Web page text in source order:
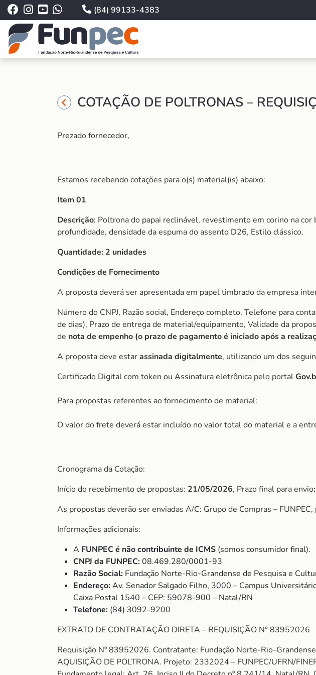
(84) 99133-4383
COTAÇÃO DE POLTRONAS –
Prezado fornecedor,
Estamos recebendo cotações para o(s) material(is) abaixo:
Item 01
Descrição: Poltrona do papai reclinável, revestimento em corino na
profundidade, densidade da espuma do assento D26, Estilo clássico.
Quantidade: 2 unidades
Condições de Fornecimento
A proposta deverá ser apresentada em papel timbrado da empresa
Número do CNPJ, Razão social, Endereço completo, Telefone para
de dias), Prazo de entrega de material/equipamento, Validade da
de nota de empenho (o prazo de pagamento é iniciado após a
A proposta deve estarassinada digitalmente, utilizando um dos
Certificado Digital com token ou Assinatura eletrônica pelo portal
Para propostas referentes ao fornecimento de material:
O valor do frete deverá estar incluído no valor total do material e a
Cronograma da Cotação:
Início do recebimento de propostas: 21/05/2026, Prazo final para envio:
As propostas deverão ser enviadas A/C: Grupo de Compras –
Informações adicionais:
A FUNPEC é não contribuinte de ICMS (somos consumidor final).
CNPJ da FUNPEC:08.469.280/0001-93
Razão Social: Fundação Norte-Rio-Grandense de Pesquisa e
Endereço:Av. Senador Salgado Filho, 3000 – Campus
Caixa Postal 1540 – CEP: 59078-900 – Natal/RN
Telefone: (84) 3092-9200
EXTRATO DE CONTRATAÇÃO DIRETA – REQUISIÇÃO N° 83952026
Requisição Nº 83952026. Contratante: Fundação Norte-Rio-
AQUISIÇÃO DE POLTRONA. Projeto: 2332024 – FUNPEC/UFRN/